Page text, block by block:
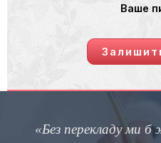
Ваше
«Без перекладу ми б